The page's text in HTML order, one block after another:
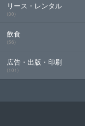
リース・レンタル
(30)
飲食
(56)
広告・出版・印刷
(101)